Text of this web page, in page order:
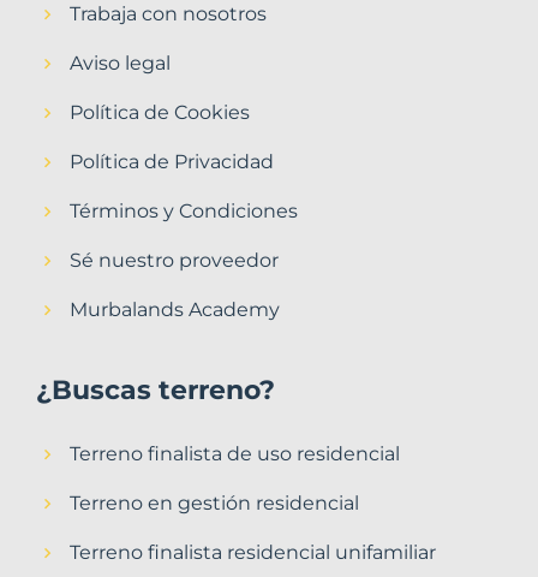
Trabaja con nosotros
Aviso legal
Política de Cookies
Política de Privacidad
Términos y Condiciones
Sé nuestro proveedor
Murbalands Academy
¿Buscas terreno?
Terreno finalista de uso residencial
Terreno en gestión residencial
Terreno finalista residencial unifamiliar